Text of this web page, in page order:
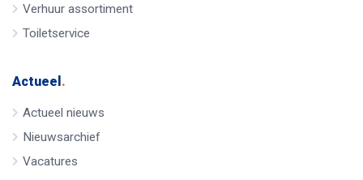
Verhuur assortiment
Toiletservice
Actueel .
Actueel nieuws
Nieuwsarchief
Vacatures